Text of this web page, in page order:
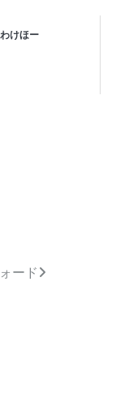
わけほー
ード